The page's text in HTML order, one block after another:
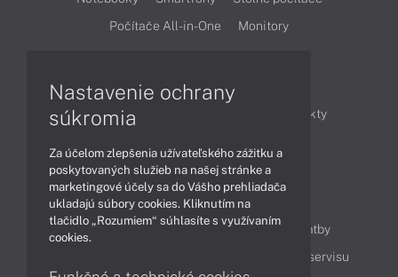
Počítače All-in-One
Monitory
Články
Obchodné informácie
Produkty
Obsah
Ako nakupovať
Možnosti doručenia a platby
Cenník servisu
Nastavenie ochrany
súkromia
Za účelom zlepšenia užívateľského zážitku a
poskytovaných služieb na našej stránke a
marketingové účely sa do Vášho prehliadača
ukladajú súbory cookies. Kliknutím na
tlačidlo „Rozumiem“ súhlasíte s využívaním
cookies.